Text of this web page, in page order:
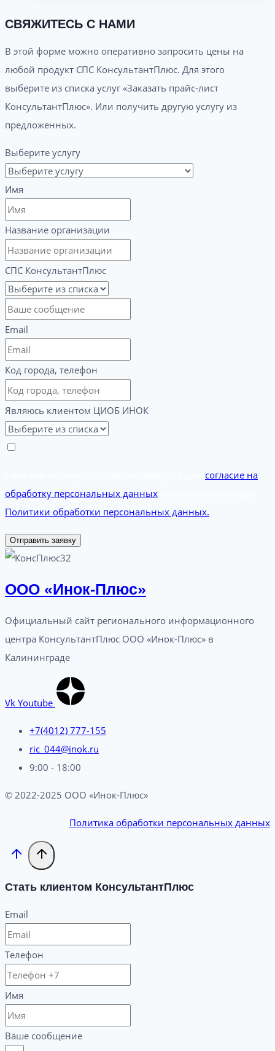
СВЯЖИТЕСЬ С НАМИ
В этой форме можно оперативно запросить цены на
любой продукт СПС КонсультантПлюс. Для этого
выберите из списка услуг «Заказать прайс-лист
КонсультантПлюс». Или получить другую услугу из
предложенных.
Выберите услугу
Имя
Название организации
СПС КонсультантПлюс
Email
Код города, телефон
Являюсь клиентом ЦИОБ ИНОК
согласие на
обработку персональных данных
Политики обработки персональных данных.
Отправить заявку
ООО «Инок-Плюс»
Официальный сайт регионального информационного
центра КонсультантПлюс ООО «Инок-Плюс» в
Калининграде
Vk Youtube
+7(4012) 777-155
ric_044@inok.ru
9:00 - 18:00
© 2022-2025 ООО «Инок-Плюс»
Политика обработки персональных данных
Стать клиентом КонсультантПлюс
Email
Телефон
Имя
Ваше сообщение